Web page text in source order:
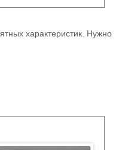
характеристик. Нужно